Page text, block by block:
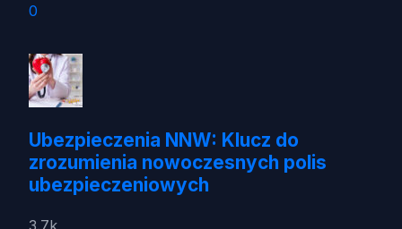
0
Ubezpieczenia NNW: Klucz do
zrozumienia nowoczesnych polis
ubezpieczeniowych
3.7k